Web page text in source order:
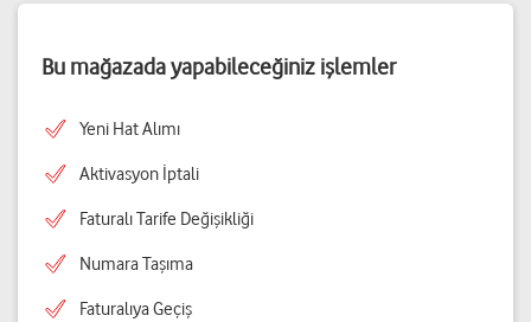
Bu mağazada yapabileceğiniz işlemler
Yeni Hat Alımı
Aktivasyon İptali
Faturalı Tarife Değişikliği
Numara Taşıma
Faturalıya Geçiş